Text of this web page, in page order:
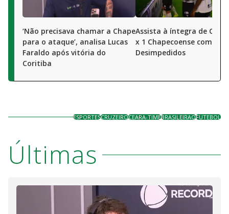
‘Não precisava chamar a Chape
para o ataque’, analisa Lucas
Faraldo após vitória do
Coritiba
Assista à íntegra de
x 1 Chapecoense com R7 e
Desimpedidos
ESPORTESCRUZEIROCEARA-TIMEBRASILEIRAOFUTEBOL
Últimas